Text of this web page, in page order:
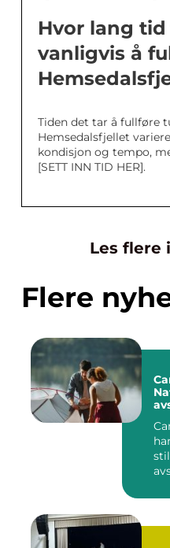
Hvor lang
vanligvis å
Tiden det tar å fullføre
Hemsedalsfjellet
kondisjon og tempo,
[SETT INN TID HER].
Les flere
Flere